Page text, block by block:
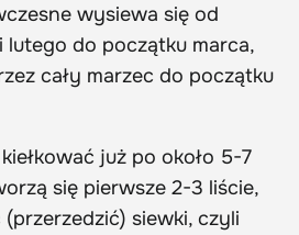
wysiewa się od
lutego do początku marca,
cały marzec do początku
już po około 5-7
się pierwsze 2-3 liście,
siewki, czyli